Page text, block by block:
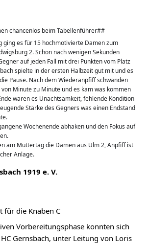
chancenlos beim Tabellenführer##
ging es für 15 hochmotivierte Damen zum
2. Schon nach wenigen Sekunden
auf jeden Fall mit drei Punkten vom Platz
spielte in der ersten Halbzeit gut mit und es
Pause. Nach dem Wiederanpfiff schwanden
Minute zu Minute und es kam was kommen
waren es Unachtsamkeit, fehlende Kondition
Stärke des Gegners was einen Endstand
Wochenende abhaken und den Fokus auf
am Muttertag die Damen aus Ulm 2, Anpfiff ist
Anlage.
1919 e. V.
für die Knaben C
Vorbereitungsphase konnten sich
Gernsbach, unter Leitung von Loris